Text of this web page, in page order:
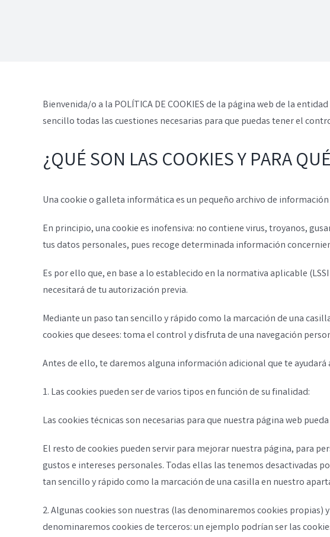
Bienvenida/o a la POLÍTICA DE COOKIES de la página web de la entidad
sencillo todas las cuestiones necesarias para que puedas tener el
¿QUÉ SON LAS COOKIES Y PARA
Una cookie o galleta informática es un pequeño archivo de
En principio, una cookie es inofensiva: no contiene virus, troyanos,
tus datos personales, pues recoge determinada información
Es por ello que, en base a lo establecido en la normativa aplicable
necesitará de tu autorización previa.
Mediante un paso tan sencillo y rápido como la marcación de una
cookies que desees: toma el control y disfruta de una navegación
Antes de ello, te daremos alguna información adicional que te
1. Las cookies pueden ser de varios tipos en función de su finalidad:
Las cookies técnicas son necesarias para que nuestra página web
El resto de cookies pueden servir para mejorar nuestra página, para
gustos e intereses personales. Todas ellas las tenemos desactivadas
tan sencillo y rápido como la marcación de una casilla en nuestro
2. Algunas cookies son nuestras (las denominaremos cookies
denominaremos cookies de terceros: un ejemplo podrían ser las